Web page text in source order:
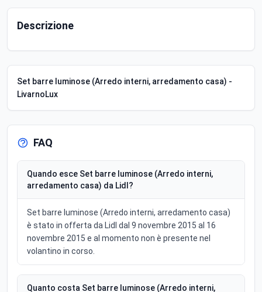
Descrizione
Set barre luminose (Arredo interni, arredamento casa) -
LivarnoLux
FAQ
Quando esce Set barre luminose (Arredo interni,
arredamento casa) da Lidl?
Set barre luminose (Arredo interni, arredamento casa)
è stato in offerta da Lidl dal 9 novembre 2015 al 16
novembre 2015 e al momento non è presente nel
volantino in corso.
Quanto costa Set barre luminose (Arredo interni,